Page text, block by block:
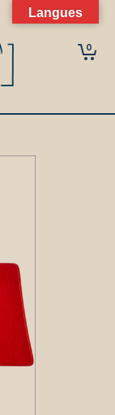
0
Langues